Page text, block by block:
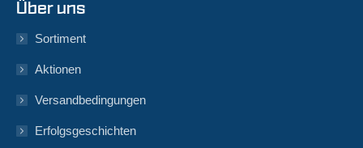
Über uns
Sortiment
Aktionen
Versandbedingungen
Erfolgsgeschichten